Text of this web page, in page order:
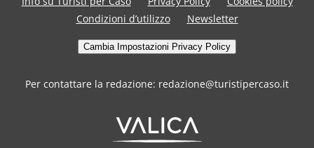
Condizioni d’utilizzo
Newsletter
Cambia Impostazioni Privacy Policy
Per contattare la redazione: redazione@turistipercaso.it